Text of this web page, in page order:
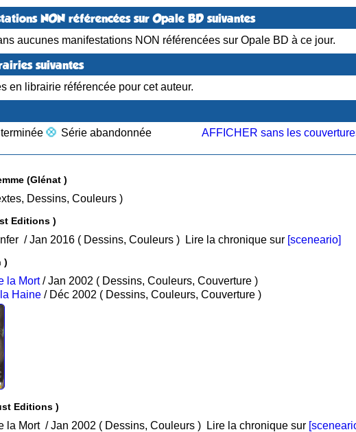
NON référencées sur Opale BD suivantes
aucunes manifestations NON référencées sur Opale BD à ce jour.
suivantes
en librairie référencée pour cet auteur.
Série abandonnée
AFFICHER sans les
(Glénat )
/ Fév 2018 ( Textes, Dessins, Couleurs )
Editions )
• Tome 1 : Reportage en enfer / Jan 2016 ( Dessins, Couleurs ) Lire la chronique sur [sceneario]
)
la Mort
/ Jan 2002 ( Dessins, Couleurs, Couverture )
Haine / Déc 2002 ( Dessins, Couleurs, Couverture )
Editions )
• Tome 1 : Les Canyons de la Mort / Jan 2002 ( Dessins, Couleurs ) Lire la chronique sur